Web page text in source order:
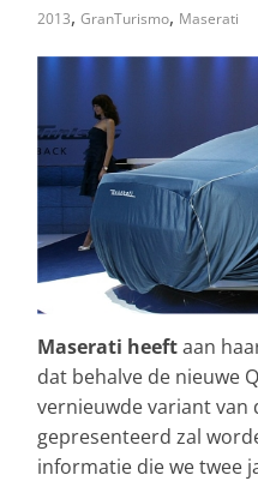
2013, GranTurismo, Maserati
Maserati heeftaan
dat behalve de nieuwe
vernieuwde variant van
gepresenteerd zal
informatie die we twee